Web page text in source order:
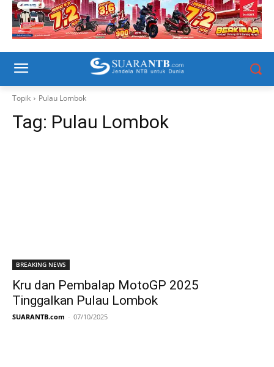
Topik Pulau Lombok
Tag: Pulau Lombok
BREAKING NEWS
Kru dan Pembalap MotoGP 2025
Tinggalkan Pulau Lombok
SUARANTB.com - 07/10/2025